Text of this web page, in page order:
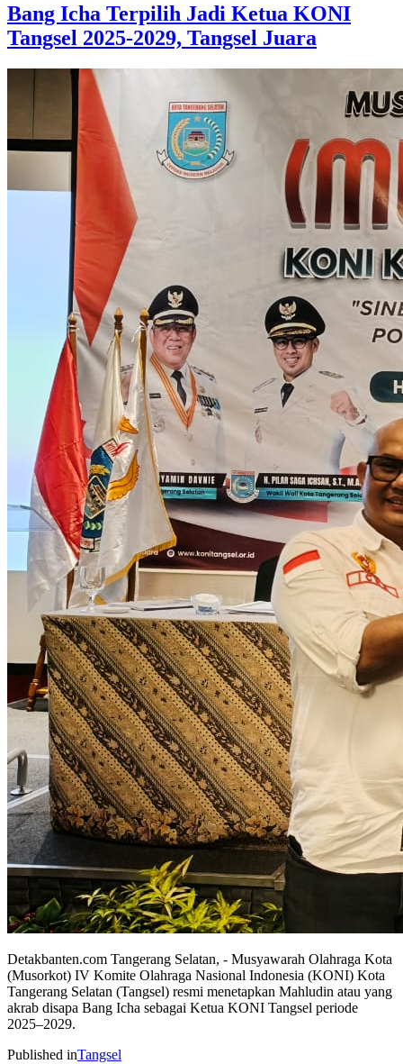
Bang Icha Terpilih Jadi Ketua KONI
Tangsel 2025-2029, Tangsel Juara
Detakbanten.com Tangerang Selatan, - Musyawarah Olahraga Kota
(Musorkot) IV Komite Olahraga Nasional Indonesia (KONI) Kota
Tangerang Selatan (Tangsel) resmi menetapkan Mahludin atau yang
akrab disapa Bang Icha sebagai Ketua KONI Tangsel periode
2025–2029.
Published inTangsel